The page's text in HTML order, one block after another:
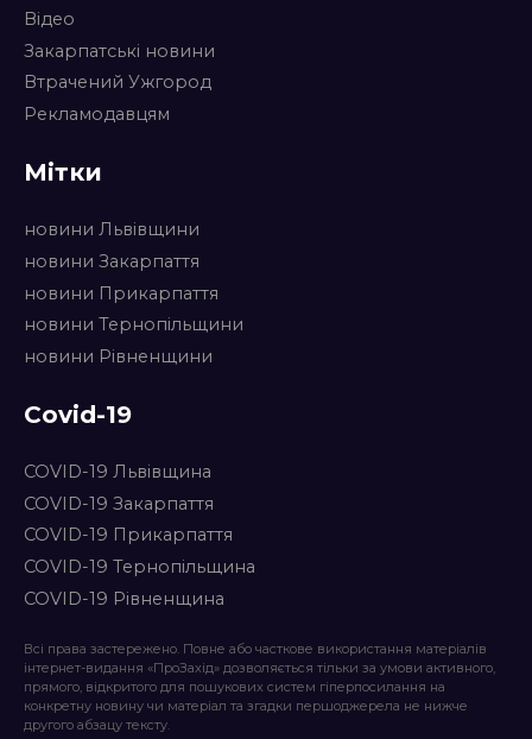
Відео
Закарпатські новини
Втрачений Ужгород
Рекламодавцям
Мітки
новини Львівщини
новини Закарпаття
новини Прикарпаття
новини Тернопільщини
новини Рівненщини
Covid-19
COVID-19 Львівщина
COVID-19 Закарпаття
COVID-19 Прикарпаття
COVID-19 Тернопільщина
COVID-19 Рівненщина
Всі права застережено. Повне або часткове використання матеріалів
інтернет-видання «ПроЗахід» дозволяється тільки за умови активного,
прямого, відкритого для пошукових систем гіперпосилання на
конкретну новину чи матеріал та згадки першоджерела не нижче
другого абзацу тексту.